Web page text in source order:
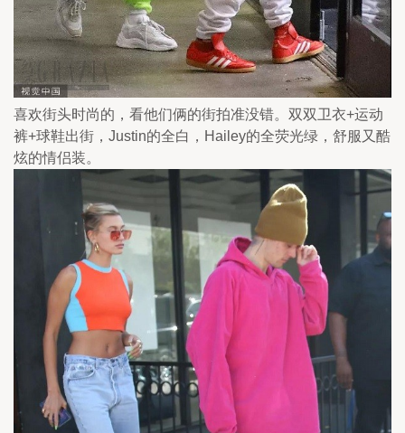
喜欢街头时尚的，看他们俩的街拍准没错。双双卫衣+运动
裤+球鞋出街，Justin的全白，Hailey的全荧光绿，舒服又酷
炫的情侣装。